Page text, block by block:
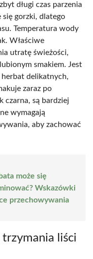
długi czas parzenia
się gorzki, dlatego
Temperatura wody
Właściwe
utratę świeżości,
smakiem. Jest
delikatnych,
zaraz po
czarna, są bardziej
wymagają
aby zachować
może się
Wskazówki
przechowywania
trzymania liści